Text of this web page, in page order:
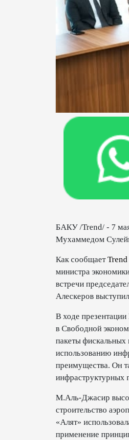
БАКУ /Trend/ - 7 мая
Мухаммедом
Как сообщаетTrend
министра
встречи
Алескеров
В ходе
в Свободной
пакеты
использованию
преимущества. Он
инфраструктурных
М.Аль-Джасир
строительство
«Алят»
применение